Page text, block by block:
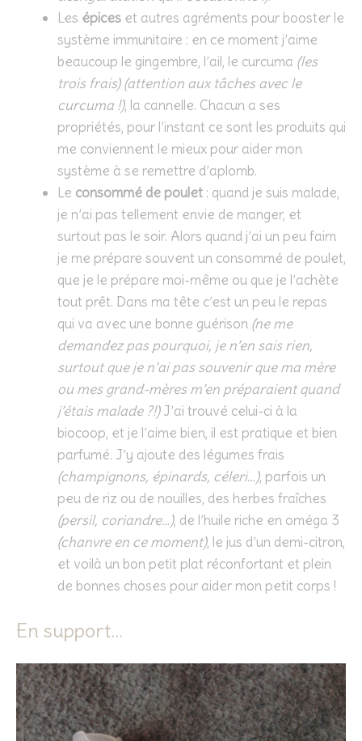
Les épices et autres agréments pour booster le
système immunitaire : en ce moment j’aime
beaucoup le gingembre, l’ail, le curcuma (les
trois frais) (attention aux tâches avec le
curcuma !), la cannelle. Chacun a ses
propriétés, pour l’instant ce sont les produits qui
me conviennent le mieux pour aider mon
système à se remettre d’aplomb.
Le consommé de poulet : quand je suis malade,
je n’ai pas tellement envie de manger, et
surtout pas le soir. Alors quand j’ai un peu faim
je me prépare souvent un consommé de poulet,
que je le prépare moi-même ou que je l’achète
tout prêt. Dans ma tête c’est un peu le repas
qui va avec une bonne guérison (ne me
demandez pas pourquoi, je n’en sais rien,
surtout que je n’ai pas souvenir que ma mère
ou mes grand-mères m’en préparaient quand
j’étais malade ?!)J’ai trouvé celui-ci à la
biocoop, et je l’aime bien, il est pratique et bien
parfumé. J’y ajoute des légumes frais
(champignons, épinards, céleri…), parfois un
peu de riz ou de nouilles, des herbes fraîches
(persil, coriandre…), de l’huile riche en oméga 3
(chanvre en ce moment), le jus d’un demi-citron,
et voilà un bon petit plat réconfortant et plein
de bonnes choses pour aider mon petit corps !
En support…